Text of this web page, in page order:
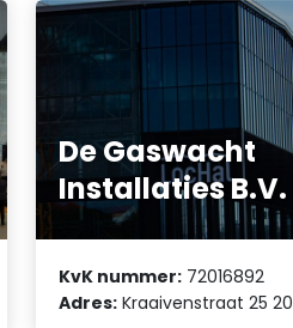
De Gaswacht
Installaties B.V.
KvK nummer: 72016892
Adres: Kraaivenstraat 25 20